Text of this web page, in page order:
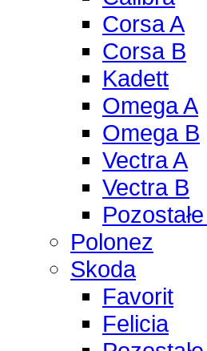
Corsa A
Corsa B
Kadett
Omega A
Omega B
Vectra A
Vectra B
Polonez
Skoda
Favorit
Felicia